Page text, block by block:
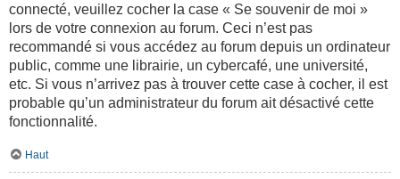
connecté, veuillez cocher la case « Se souvenir de moi »
lors de votre connexion au forum. Ceci n’est pas
recommandé si vous accédez au forum depuis un ordinateur
public, comme une librairie, un cybercafé, une université,
etc. Si vous n’arrivez pas à trouver cette case à cocher, il est
probable qu’un administrateur du forum ait désactivé cette
fonctionnalité.
Haut